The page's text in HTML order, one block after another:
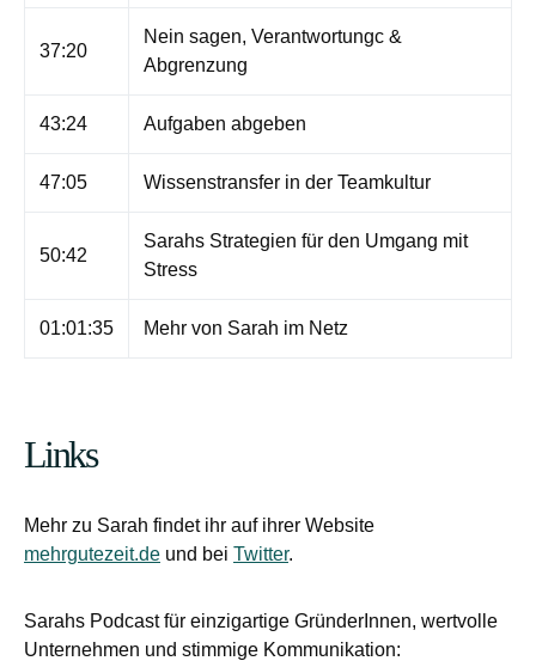
37:20
Nein sagen, Verantwortungc &
Abgrenzung
43:24 Aufgaben abgeben
47:05 Wissenstransfer in der Teamkultur
50:42
Sarahs Strategien für den Umgang mit
Stress
01:01:35 Mehr von Sarah im Netz
Links
Mehr zu Sarah findet ihr auf ihrer Website
mehrgutezeit.de und bei Twitter.
Sarahs Podcast für einzigartige GründerInnen, wertvolle
Unternehmen und stimmige Kommunikation: